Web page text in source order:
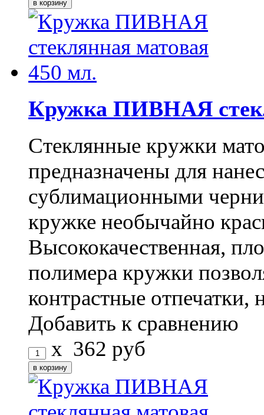
Кружка ПИВНАЯ
Стеклянные кружки
предназначены для
сублимационными
кружке необычайно
Высококачественная,
полимера кружки
контрастные отпечатки,
Добавить к сравнению
x 362 руб